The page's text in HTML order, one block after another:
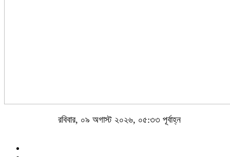
রবিবার, ০৯ অগাস্ট ২০২৬, ০৫:৩৩ পূর্বাহ্ন